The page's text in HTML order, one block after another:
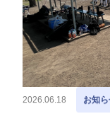
2026.06.18 お知